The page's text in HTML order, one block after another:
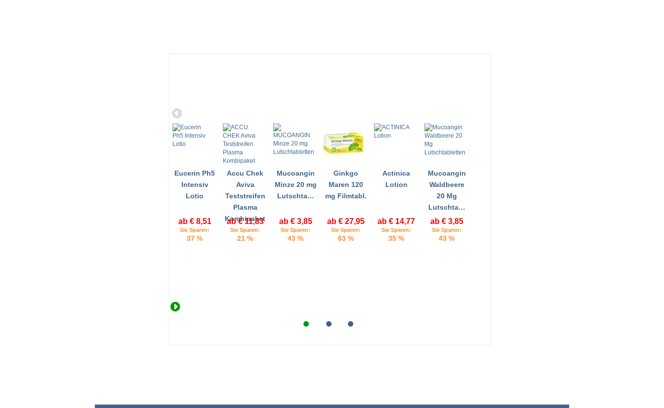
Eucerin Ph5
Intensiv
Lotio
ab € 8,51
Sie Sparen:
37 %
Accu Chek
Aviva
Teststreifen
Plasma
Kombipaket
ab € 11,83
Sie Sparen:
21 %
Mucoangin
Minze 20 mg
Lutschta…
ab € 3,85
Sie Sparen:
43 %
Ginkgo
Maren 120
mg Filmtabl.
ab € 27,95
Sie Sparen:
63 %
Actinica
Lotion
ab € 14,77
Sie Sparen:
35 %
Mucoangin
Waldbeere
20 Mg
Lutschta…
ab € 3,85
Sie Sparen:
43 %
• • •